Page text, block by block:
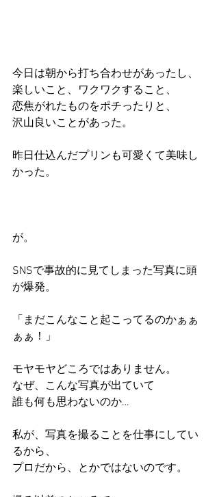
今日は朝から打ち合わせがあったし、
楽しいこと、ワクワクすること、
恋焦がれたものをポチったりと、
沢山良いことがあった。
昨日仕込んだプリンも可愛くて美味し
かった。
が。
SNSで事故的に見てしまった写真に頭
が爆発。
「まだこんなこと起こってるのかぁぁ
ぁぁ！」
モヤモヤどころではありません。
なぜ、こんな写真が出ていて
誰も何も思わないのか…
私が、写真を撮ることを仕事にしてい
るから、
プロだから、とかではないのです。